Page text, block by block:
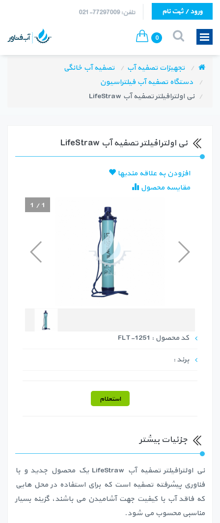
تلفن: 77297009-021 ورود / ثبت نام
0
تجهیزات تصفیه آب
تصفیه آب خانگی
دستگاه تصفیه آب فیلتراسیون
نی اولترافیلتر تصفیه آب LifeStraw
نی اولترافیلتر تصفیه آب LifeStraw
افزودن به علاقه مندیها
مقایسه محصول
1 /1
کد محصول : FLT-1251
برند :
استعلام
جزئیات بیشتر
نی اولترافیلتر تصفیه آب LifeStraw یک محصول جدید و با
فناوری پیشرفته تصفیه است که برای استفاده در محل هایی
که فاقد آب با کیفیت جهت آشامیدن می باشند، گزینه بسیار
مناسبی محسوب می شود.